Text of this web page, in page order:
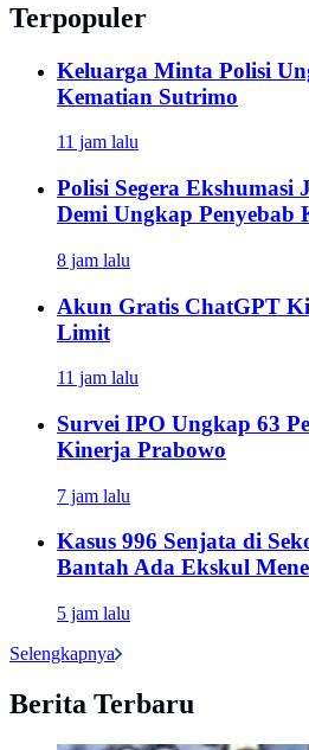
Terpopuler
Keluarga Minta Polisi
Kematian Sutrimo
11 jam lalu
Polisi Segera Ekshumasi
Demi Ungkap Penyebab
8 jam lalu
Akun Gratis ChatGPT
Limit
11 jam lalu
Survei IPO Ungkap 63
Kinerja Prabowo
7 jam lalu
Kasus 996 Senjata di
Bantah Ada Ekskul
5 jam lalu
Selengkapnya
Berita Terbaru